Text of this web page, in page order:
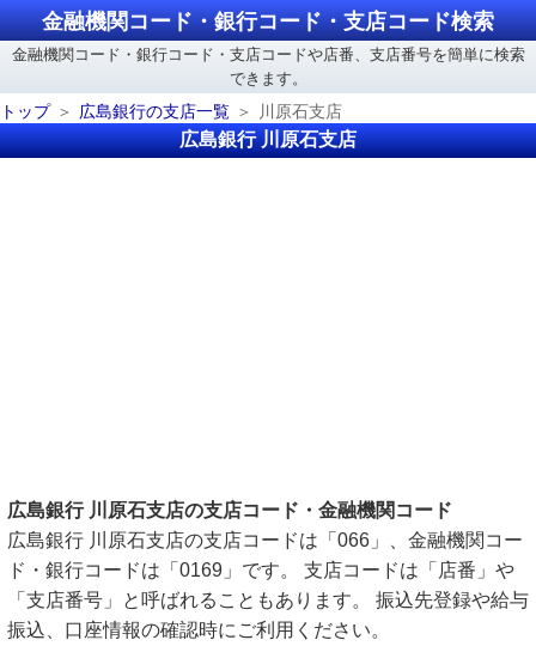
金融機関コード・銀行コード・支店コード検索
金融機関コード・銀行コード・支店コードや店番、支店番号を簡単に検索
できます。
トップ
広島銀行の支店一覧 川原石支店
広島銀行 川原石支店
広島銀行 川原石支店の支店コード・金融機関コード
広島銀行 川原石支店の支店コードは「066」、金融機関コー
ド・銀行コードは「0169」です。 支店コードは「店番」や
「支店番号」と呼ばれることもあります。 振込先登録や給与
振込、口座情報の確認時にご利用ください。